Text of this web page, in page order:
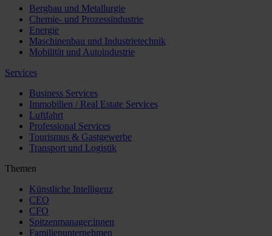
Bergbau und Metallurgie
Chemie- und Prozessindustrie
Energie
Maschinenbau und Industrietechnik
Mobilität und Autoindustrie
Services
Business Services
Immobilien / Real Estate Services
Luftfahrt
Professional Services
Tourismus & Gastgewerbe
Transport und Logistik
Themen
Künstliche Intelligenz
CEO
CFO
Spitzenmanager:innen
Familienunternehmen